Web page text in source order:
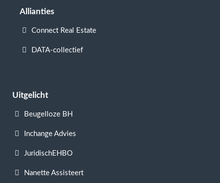
Allianties
Connect Real Estate
DATA-collectief
Uitgelicht
Beugelloze BH
Inchange Advies
JuridischEHBO
Nanette Assisteert